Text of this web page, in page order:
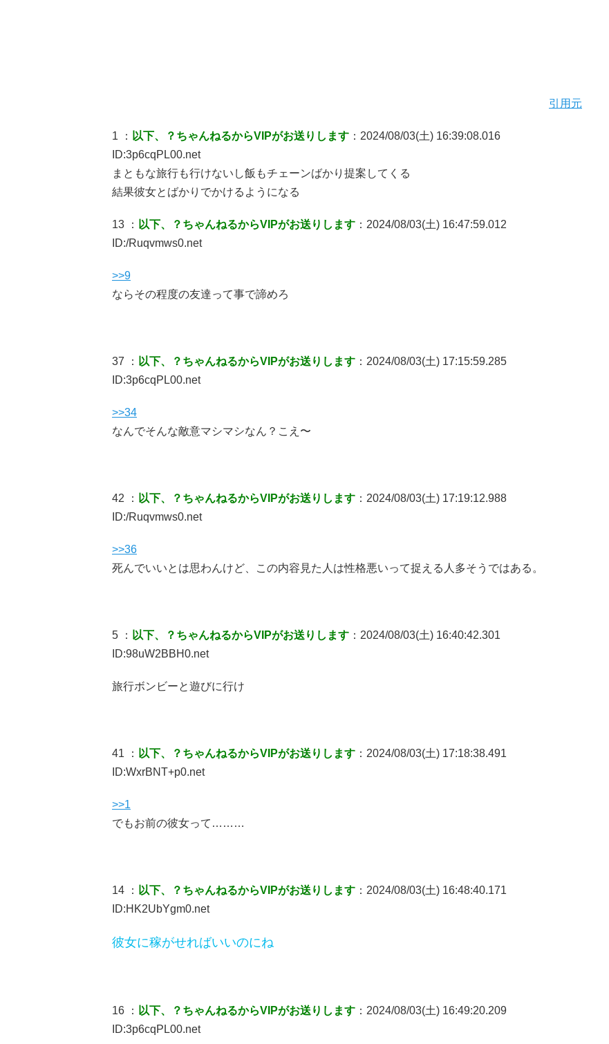
引用元
1 ： 以下、？ちゃんねるからVIPがお送りします ：2024/08/03(土) 16:39:08.016
ID:3p6cqPL00.net
まともな旅行も行けないし飯もチェーンばかり提案してくる
結果彼女とばかりでかけるようになる
13 ： 以下、？ちゃんねるからVIPがお送りします ：2024/08/03(土) 16:47:59.012
ID:/Ruqvmws0.net
>>9
ならその程度の友達って事で諦めろ
37 ： 以下、？ちゃんねるからVIPがお送りします ：2024/08/03(土) 17:15:59.285
ID:3p6cqPL00.net
>>34
なんでそんな敵意マシマシなん？こえ〜
42 ： 以下、？ちゃんねるからVIPがお送りします ：2024/08/03(土) 17:19:12.988
ID:/Ruqvmws0.net
>>36
死んでいいとは思わんけど、この内容見た人は性格悪いって捉える人多そうではある。
5 ： 以下、？ちゃんねるからVIPがお送りします ：2024/08/03(土) 16:40:42.301
ID:98uW2BBH0.net
旅行ボンビーと遊びに行け
41 ： 以下、？ちゃんねるからVIPがお送りします ：2024/08/03(土) 17:18:38.491
ID:WxrBNT+p0.net
>>1
でもお前の彼女って………
14 ： 以下、？ちゃんねるからVIPがお送りします ：2024/08/03(土) 16:48:40.171
ID:HK2UbYgm0.net
彼女に稼がせればいいのにね
16 ： 以下、？ちゃんねるからVIPがお送りします ：2024/08/03(土) 16:49:20.209
ID:3p6cqPL00.net